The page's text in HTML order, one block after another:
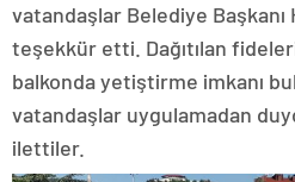
vatandaşlar Belediye Başkanı
teşekkür etti. Dağıtılan
balkonda yetiştirme imkanı
vatandaşlar uygulamadan
ilettiler.